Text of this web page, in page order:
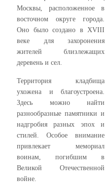
Москвы, расположенное в
восточном округе города.
Оно было создано в XVIII
веке для захоронения
жителей близлежащих
деревень и сел.
Территория кладбища
ухожена и благоустроена.
Здесь можно найти
разнообразные памятники и
надгробия разных эпох и
стилей. Особое внимание
привлекает мемориал
воинам, погибшим в
Великой Отечественной
войне.